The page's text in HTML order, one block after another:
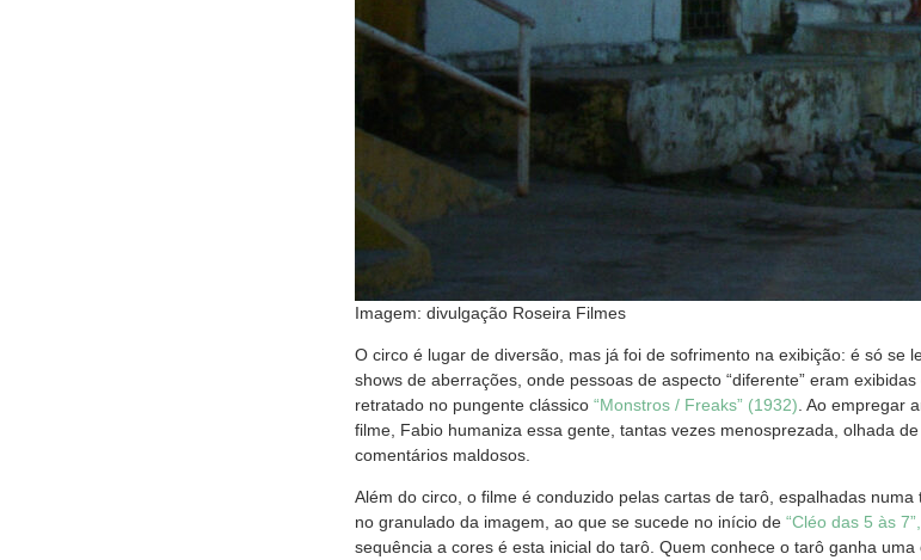
Imagem: divulgação Roseira Filmes
O circo é lugar de diversão, mas já foi de sofrimento na exibição: é só se
shows de aberrações, onde pessoas de aspecto “diferente” eram
retratado no pungente clássico “Monstros / Freaks” (1932) . Ao empregar
filme, Fabio humaniza essa gente, tantas vezes menosprezada, olhada
comentários maldosos.
Além do circo, o filme é conduzido pelas cartas de tarô, espalhadas
no granulado da imagem, ao que se sucede no início de “Cléo das 5 às 7”,
sequência a cores é esta inicial do tarô. Quem conhece o tarô ganha